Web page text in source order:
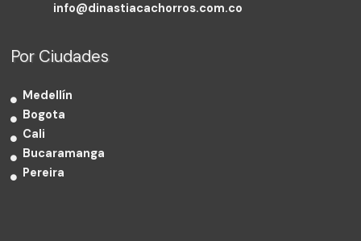
info@dinastiacachorros.com.co
Por Ciudades
Medellín
Bogota
Cali
Bucaramanga
Pereira